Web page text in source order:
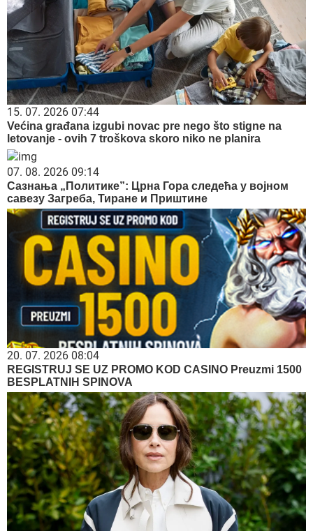
15. 07. 2026 07:44
Većina građana izgubi novac pre nego što stigne na
letovanje - ovih 7 troškova skoro niko ne planira
07. 08. 2026 09:14
Сазнања „Политике”: Црна Гора следећа у војном
савезу Загреба, Тиране и Приштине
20. 07. 2026 08:04
REGISTRUJ SE UZ PROMO KOD CASINO Preuzmi 1500
BESPLATNIH SPINOVA